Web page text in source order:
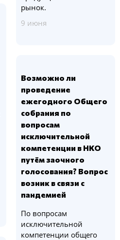
рынок.
9 июня
Возможно ли
проведение
ежегодного Общего
собрания по
вопросам
исключительной
компетенции в НКО
путём заочного
голосования? Вопрос
возник в связи с
пандемией
По вопросам
исключительной
компетенции общего